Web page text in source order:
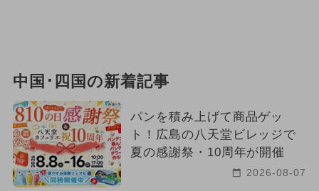
夏休み（日帰り）
スイーツビュッフェ
2026年2月のイベント キャラクター
中国･四国の新着記事
パンを積み上げて商品ゲッ
ト！広島の八天堂ビレッジで
夏の感謝祭・10周年が開催
2026-08-07